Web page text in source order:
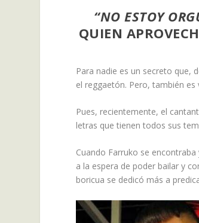
“NO ESTOY
QUIEN
Para nadie es un secreto que,
el reggaetón. Pero, también es
Pues, recientemente, el
letras que tienen todos sus
Cuando Farruko se
a la espera de poder bailar y
boricua se dedicó más a